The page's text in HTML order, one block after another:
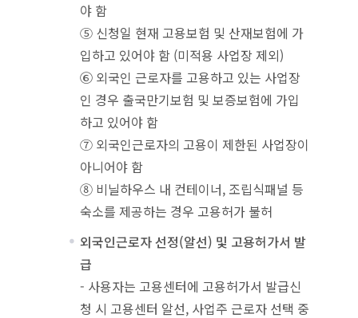
야 함
⑤ 신청일 현재 고용보험 및 산재보험에 가
입하고 있어야 함 (미적용 사업장 제외)
⑥ 외국인 근로자를 고용하고 있는 사업장
인 경우 출국만기보험 및 보증보험에 가입
하고 있어야 함
⑦ 외국인근로자의 고용이 제한된 사업장이
아니어야 함
⑧ 비닐하우스 내 컨테이너, 조립식패널 등
숙소를 제공하는 경우 고용허가 불허
외국인근로자 선정(알선) 및 고용허가서 발
급
- 사용자는 고용센터에 고용허가서 발급신
청 시 고용센터 알선, 사업주 근로자 선택 중